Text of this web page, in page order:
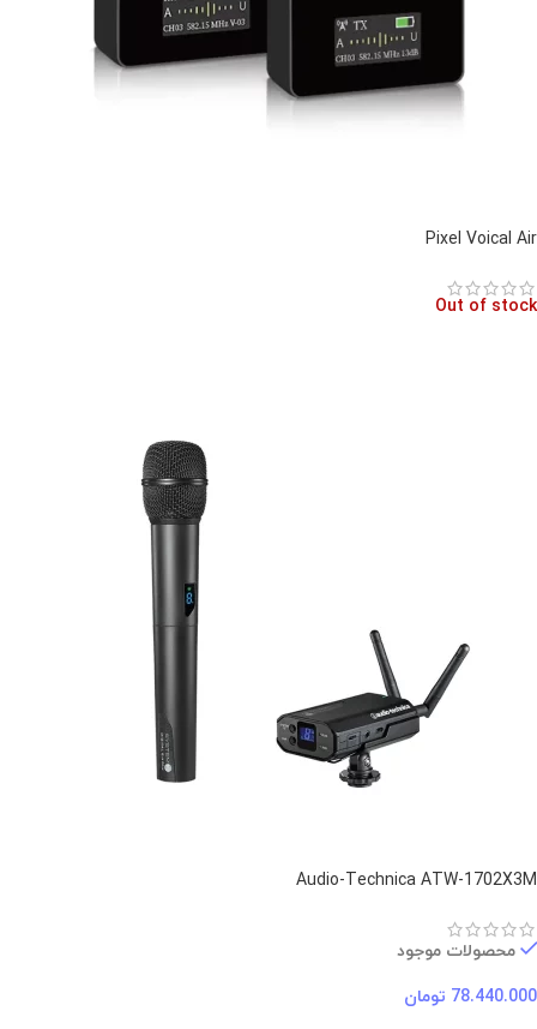
Pixel Voical Air
Out of stock
Audio-Technica ATW-1702X3M
محصولات موجود
78.440.000 تومان